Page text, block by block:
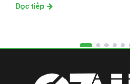
Đọc tiếp